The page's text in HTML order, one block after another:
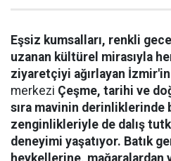
Eşsiz kumsalları, renkli
uzanan kültürel mirasıyla
ziyaretçiyi ağırlayan
merkezi Çeşme, tarihi ve
sıra mavinin derinliklerinde
zenginlikleriyle de dalış
deneyimi yaşatıyor. Batık